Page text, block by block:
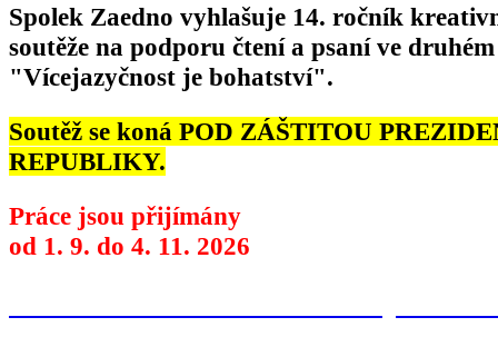
Spolek Zaedno vyhlašuje 14. ročník
soutěže na podporu čtení a psaní ve
"Vícejazyčnost je bohatství".
Soutěž se koná POD ZÁŠTITOU
REPUBLIKY.
Práce jsou přijímány
od 1. 9. do 4. 11. 2026